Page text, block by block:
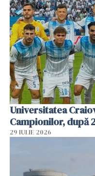
Universitatea
Campionilor, după
29 IULIE 2026